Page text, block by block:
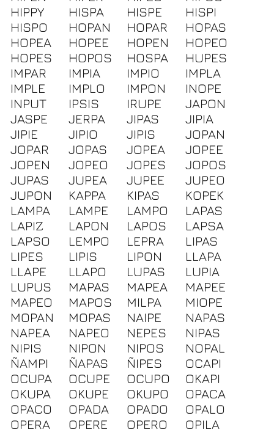
HIPPY
HISPA HISPE
HISPI
HISPO
HOPAN HOPAR
HOPAS
HOPEA
HOPEE HOPEN
HOPEO
HOPES
HOPOS HOSPA
HUPES
IMPAR
IMPIA IMPIO
IMPLA
IMPLE
IMPLO IMPON
INOPE
INPUT
IPSIS IRUPE
JAPON
JASPE
JERPA JIPAS
JIPIA
JIPIE
JIPIO JIPIS
JOPAN
JOPAR
JOPAS JOPEA
JOPEE
JOPEN
JOPEO JOPES
JOPOS
JUPAS
JUPEA JUPEE
JUPEO
JUPON
KAPPA KIPAS
KOPEK
LAMPA
LAMPE LAMPO
LAPAS
LAPIZ
LAPON LAPOS
LAPSA
LAPSO
LEMPO LEPRA
LIPAS
LIPES
LIPIS LIPON
LLAPA
LLAPE
LLAPO LUPAS
LUPIA
LUPUS
MAPAS MAPEA
MAPEE
MAPEO
MAPOS MILPA
MIOPE
MOPAN
MOPAS NAIPE
NAPAS
NAPEA
NAPEO NEPES
NIPAS
NIPIS
NIPON NIPOS
NOPAL
ÑAMPI
ÑAPAS ÑIPES
OCAPI
OCUPA
OCUPE OCUPO
OKAPI
OKUPA
OKUPE OKUPO
OPACA
OPACO
OPADA OPADO
OPALO
OPERA
OPERE OPERO
OPILA